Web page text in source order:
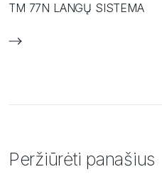
TM 77N LANGŲ SISTEMA
Peržiūrėti panašius